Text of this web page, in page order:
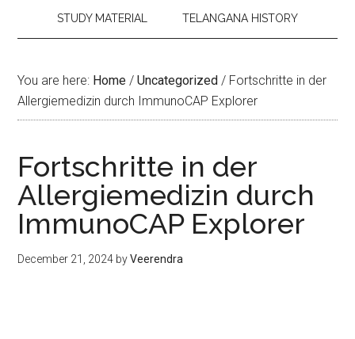
STUDY MATERIAL TELANGANA HISTORY
You are here: Home / Uncategorized / Fortschritte in der
Allergiemedizin durch ImmunoCAP Explorer
Fortschritte in der
Allergiemedizin durch
ImmunoCAP Explorer
December 21, 2024 byVeerendra